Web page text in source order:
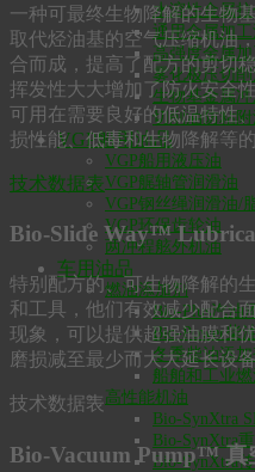
水溶性金属
通用金属加
高强度金属
雾化极压切
生物基金属
切削油防粘
VGP船用油品
VGP船用液压油
VGP艉轴管润滑油
VGP钢丝绳润滑油/
VGP环保齿轮油
两冲程舷外机油
车用油品
燃油添加剂
Bio-Plus汽油
Bio-Power柴
冬季柴油添
船舶和工业燃
高性能机油
Bio-SynXtra
Bio-SynXtra
Bio-SynXtra
一种可最终生物降解的生物
取代烃油基的空气压缩机油
合而成，提高了配方的剪切
挥发性大大增加了防火安全
可用在需要良好的低温特性
损性能、低毒和生物降解等的
技术数据表
Bio-Slide Way™
特别配方的、可生物降解的
和工具，他们有效减少配合
现象，可以提供超强油膜和
磨损减至最少而大大延长设
技术数据表
Bio-Vacuum Pump™ 真